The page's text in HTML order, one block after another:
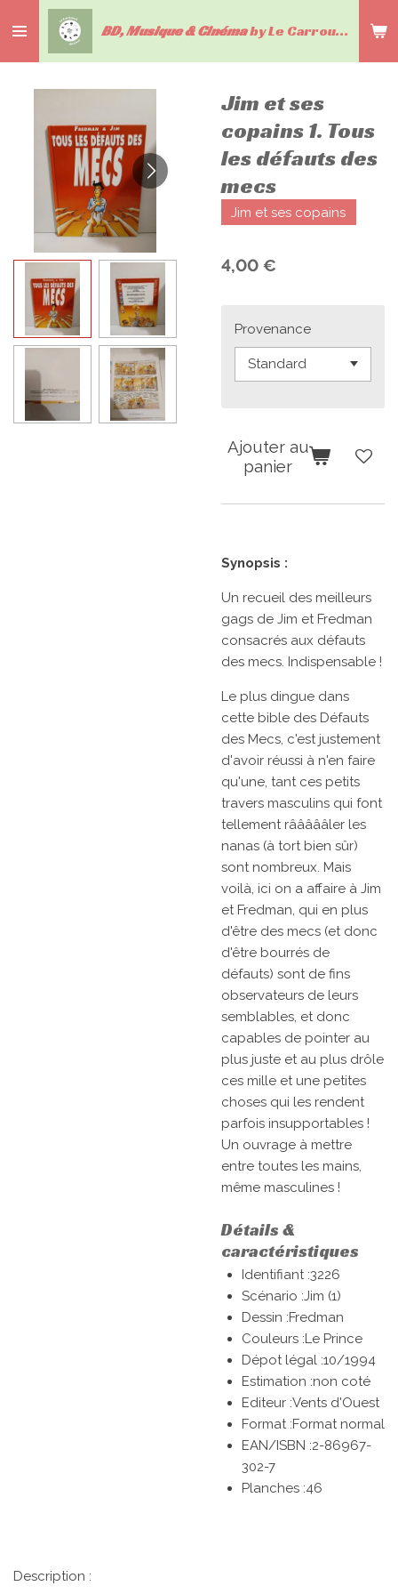
au
contenu
BD, Musique & Cinémaby Le Carrousel du livre
Jim et ses
copains 1. Tous
les défauts des
mecs
Jim et ses copains
4,00 €
Provenance
Ajouter au
panier
Synopsis :
Un recueil des meilleurs
gags de Jim et Fredman
consacrés aux défauts
des mecs. Indispensable !
Le plus dingue dans
cette bible des Défauts
des Mecs, c'est justement
d'avoir réussi à n'en faire
qu'une, tant ces petits
travers masculins qui font
tellement râââââler les
nanas (à tort bien sûr)
sont nombreux. Mais
voilà, ici on a affaire à Jim
et Fredman, qui en plus
d'être des mecs (et donc
d'être bourrés de
défauts) sont de fins
observateurs de leurs
semblables, et donc
capables de pointer au
plus juste et au plus drôle
ces mille et une petites
choses qui les rendent
parfois insupportables !
Un ouvrage à mettre
entre toutes les mains,
même masculines !
Détails &
caractéristiques
Identifiant :3226
Scénario :Jim (1)
Dessin :Fredman
Couleurs :Le Prince
Dépot légal :10/1994
Estimation :non coté
Editeur :Vents d'Ouest
Format :Format normal
EAN/ISBN :2-86967-
302-7
Planches :46
Description :